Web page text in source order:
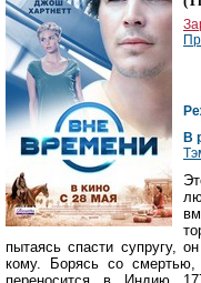
В
пытаясь спасти супругу,
кому. Борясь со смертью,